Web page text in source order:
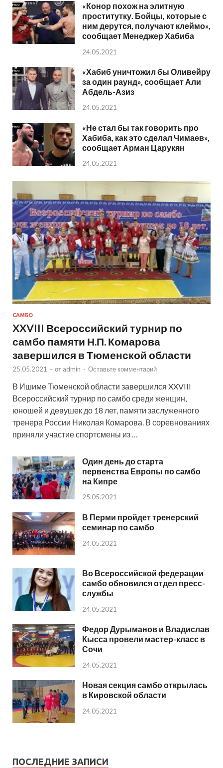
«Конор похож на элитную
проститутку. Бойцы, которые с
ним дерутся, получают клеймо»,
сообщает Менеджер Хабиба
24.05.2021
«Хабиб уничтожил бы Оливейру
за один раунд», сообщает Али
Абдель-Азиз
24.05.2021
«Не стал бы так говорить про
Хабиба, как это сделал Чимаев»,
сообщает Арман Царукян
24.05.2021
САМБО
XXVIII Всероссийский турнир по
самбо памяти Н.П. Комарова
завершился в Тюменской области
25.05.2021 - от admin - Оставьте комментарий
В Ишиме Тюменской области завершился XXVIII
Всероссийский турнир по самбо среди женщин,
юношей и девушек до 18 лет, памяти заслуженного
тренера России Николая Комарова. В соревнованиях
приняли участие спортсмены из …
Один день до старта
первенства Европы по самбо
на Кипре
25.05.2021
В Перми пройдет тренерский
семинар по самбо
24.05.2021
Во Всероссийской федерации
самбо обновился отдел пресс-
службы
24.05.2021
Федор Дурыманов и Владислав
Кысса провели мастер-класс в
Сочи
24.05.2021
Новая секция самбо открылась
в Кировской области
24.05.2021
ПОСЛЕДНИЕ ЗАПИСИ